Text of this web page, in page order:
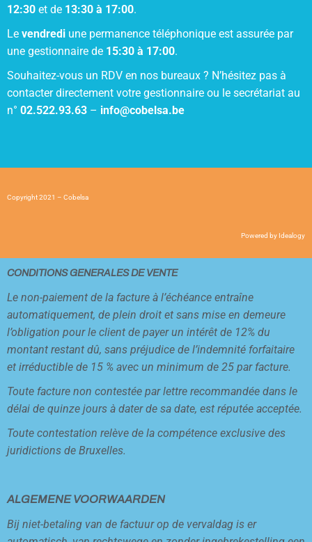
12:30 et de 13:30 à 17:00.
Le vendredi une permanence téléphonique est assurée par
une gestionnaire de 15:30 à 17:00.
Souhaitez-vous un RDV en nos bureaux ? N’hésitez pas à
contacter directement votre gestionnaire ou le secrétariat au
n° 02.522.93.63 – info@cobelsa.be
Copyright 2021 – Cobelsa
Powered by Idealogy
CONDITIONS GENERALES DE VENTE
Le non-paiement de la facture à l’échéance entraîne
automatiquement, de plein droit et sans mise en demeure
l’obligation pour le client de payer un intérêt de 12% du
montant restant dû, sans préjudice de l’indemnité forfaitaire
et irréductible de 15 % avec un minimum de 25 par facture.
Toute facture non contestée par lettre recommandée dans le
délai de quinze jours à dater de sa date, est réputée acceptée.
Toute contestation relève de la compétence exclusive des
juridictions de Bruxelles.
ALGEMENE VOORWAARDEN
Bij niet-betaling van de factuur op de vervaldag is er